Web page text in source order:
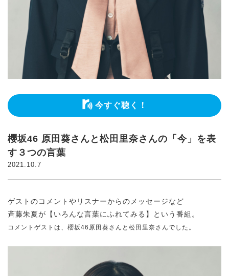
今すぐ聴く！
櫻坂46 原田葵さんと松田里奈さんの「今」を表
す３つの言葉
2021.10.7
ゲストのコメントやリスナーからのメッセージなど
斉藤朱夏が【いろんな言葉にふれてみる】という番組。
コメントゲストは、櫻坂46原田葵さんと松田里奈さんでした。